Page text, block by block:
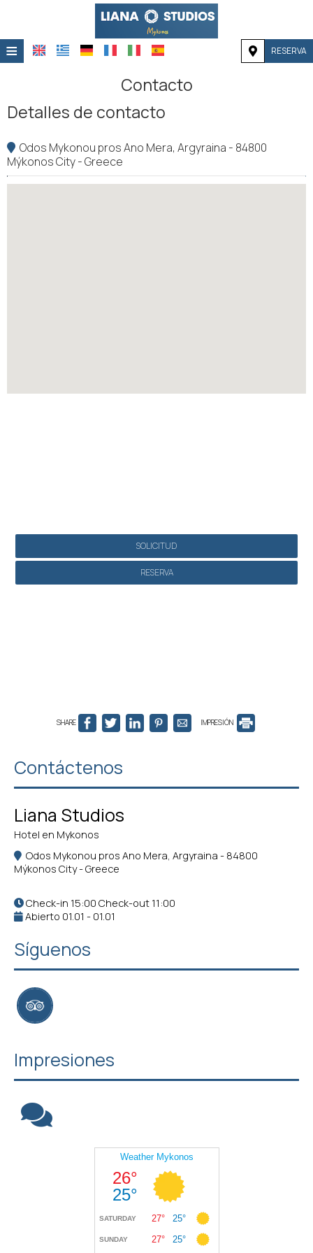
≡ RESERVA
UBICACIÓN
INSTALACIONES
Contacto
Detalles de contacto
Odos Mykonou pros Ano Mera, Argyraina - 84800
Mýkonos City - Greece
SOLICITUD
RESERVA
SHARE IMPRESIÓN
Contáctenos
Liana Studios
Hotel en Mykonos
Odos Mykonou pros Ano Mera, Argyraina - 84800
Mýkonos City - Greece
Check-in 15:00 Check-out 11:00
Abierto 01.01 - 01.01
Síguenos
Impresiones